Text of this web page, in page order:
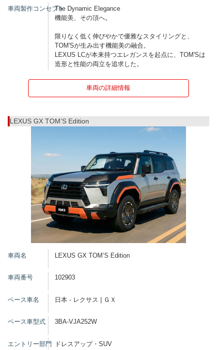
車両製作コンセプトThe Dynamic Elegance
機能美、その頂へ。
限りなく低く伸びやかで優雅なスタイリングと、
TOM'Sが生み出す機能美の融合。
LEXUS LCが本来持つエレガンスを起点に、TOM'Sは
造形と性能の両立を追求した。
車両の詳細情報
LEXUS GX TOM’S Edition
車両名 LEXUS GX TOM’S Edition
車両番号 102903
ベース車名 日本 - レクサス | ＧＸ
ベース車型式 3BA-VJA252W
エントリー部門 ドレスアップ・SUV